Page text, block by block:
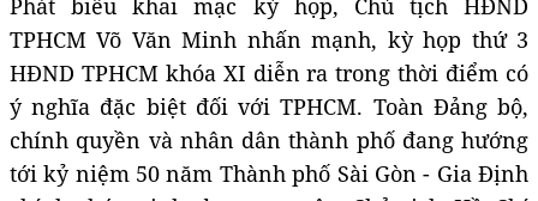
Phát biểu khai mạc kỳ họp, Chủ tịch HĐND
TPHCM Võ Văn Minh nhấn mạnh, kỳ họp thứ 3
HĐND TPHCM khóa XI diễn ra trong thời điểm có
ý nghĩa đặc biệt đối với TPHCM. Toàn Đảng bộ,
chính quyền và nhân dân thành phố đang hướng
tới kỷ niệm 50 năm Thành phố Sài Gòn - Gia Định